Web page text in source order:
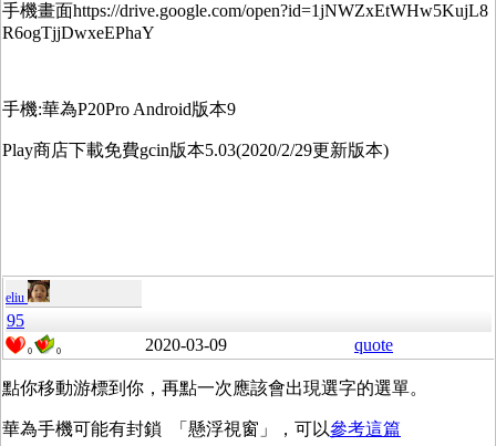
手機畫面https://drive.google.com/open?id=1jNWZxEtWHw5KujL8
R6ogTjjDwxeEPhaY
手機:華為P20Pro Android版本9
Play商店下載免費gcin版本5.03(2020/2/29更新版本)
eliu
95
0 0 2020-03-09 quote
點你移動游標到你，再點一次應該會出現選字的選單。
華為手機可能有封鎖 「懸浮視窗」，可以參考這篇